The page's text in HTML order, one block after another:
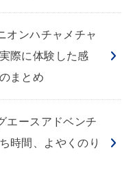
オンハチャメチャ
際に体験した感
まとめ
エースアドベンチ
時間、よやくのり